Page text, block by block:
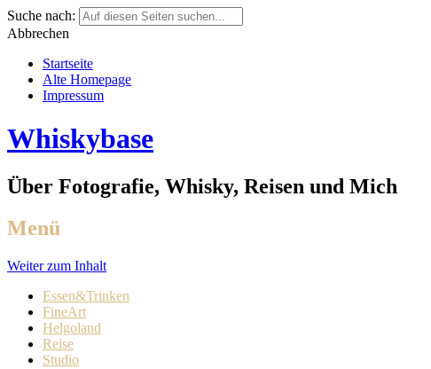
Suche nach:
Abbrechen
Startseite
Alte Homepage
Impressum
Whiskybase
Über Fotografie, Whisky, Reisen und Mich
Menü
Weiter zum Inhalt
Essen&Trinken
FineArt
Helgoland
Reise
Studio